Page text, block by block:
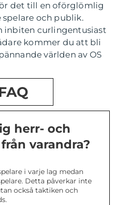
det till en oförglömlig
och publik.
inbiten curlingentusiast
kommer du att bli
världen av OS
herr- och
varandra?
i varje lag medan
Detta påverkar inte
också taktiken och